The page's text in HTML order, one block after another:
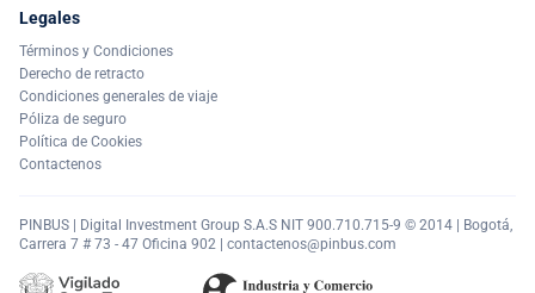
Legales
Términos y Condiciones
Derecho de retracto
Condiciones generales de viaje
Póliza de seguro
Política de Cookies
Contactenos
PINBUS | Digital Investment Group S.A.S NIT 900.710.715-9 © 2014 | Bogotá,
Carrera 7 # 73 - 47 Oficina 902 | contactenos@pinbus.com